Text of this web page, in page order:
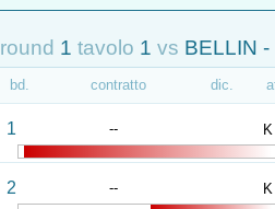
round 1 tavolo 1 vs BELLIN -
bd. contratto dic.
1 -- K
2 -- K